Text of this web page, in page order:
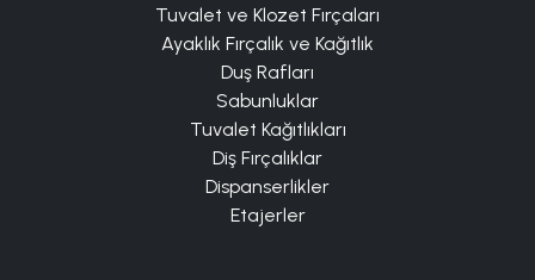
Tuvalet ve Klozet Fırçaları
Ayaklık Fırçalık ve Kağıtlık
Duş Rafları
Sabunluklar
Tuvalet Kağıtlıkları
Diş Fırçalıklar
Dispanserlikler
Etajerler